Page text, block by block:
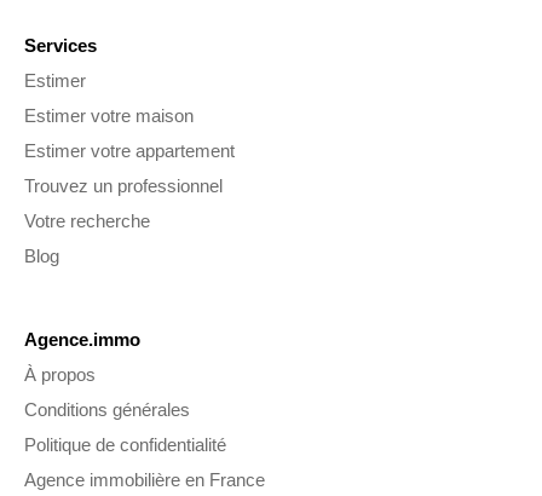
Services
Estimer
Estimer votre maison
Estimer votre appartement
Trouvez un professionnel
Votre recherche
Blog
Agence.immo
À propos
Conditions générales
Politique de confidentialité
Agence immobilière en France